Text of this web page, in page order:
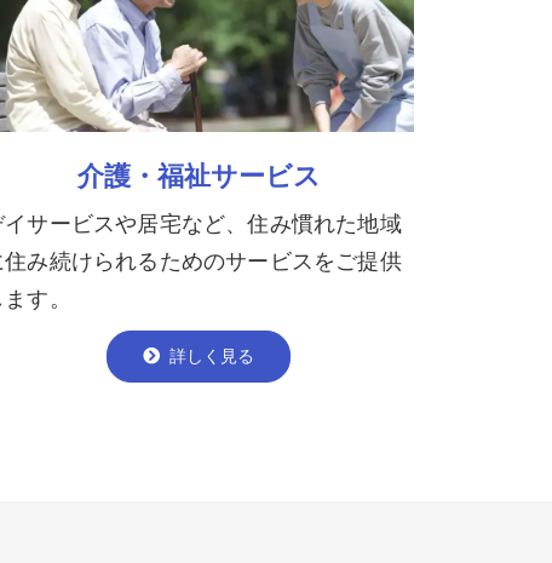
介護・福祉サービス
イサービスや居宅など、住み慣れた地域
住み続けられるためのサービスをご提供
ます。
詳しく見る